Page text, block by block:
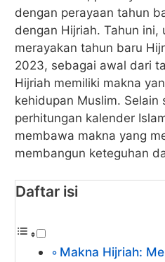
dengan perayaan tahun
dengan Hijriah. Tahun ini,
merayakan tahun baru
2023, sebagai awal dari
Hijriah memiliki makna
kehidupan Muslim. Selain
perhitungan kalender
membawa makna yang
membangun keteguhan
Daftar isi
Makna Hijriah: